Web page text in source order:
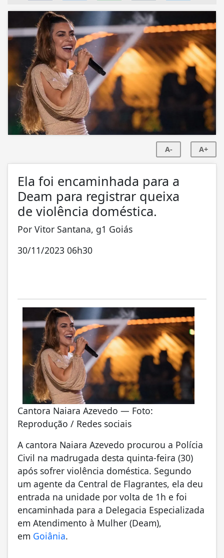
A- A+
Ela foi encaminhada para a
Deam para registrar queixa
de violência doméstica.
Por Vitor Santana, g1 Goiás
30/11/2023 06h30
Cantora Naiara Azevedo — Foto:
Reprodução / Redes sociais
A cantora Naiara Azevedo procurou a Polícia
Civil na madrugada desta quinta-feira (30)
após sofrer violência doméstica. Segundo
um agente da Central de Flagrantes, ela deu
entrada na unidade por volta de 1h e foi
encaminhada para a Delegacia Especializada
em Atendimento à Mulher (Deam),
em Goiânia.